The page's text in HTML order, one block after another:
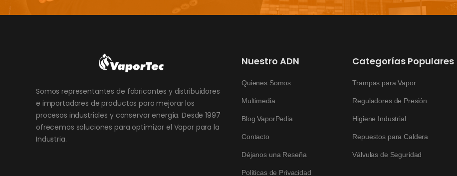
Somos representantes de fabricantes y distribuidores
e importadores de productos para mejorar los
procesos industriales y conservar energía. Desde 1997
ofrecemos soluciones para optimizar el Vapor para la
Industria.
Nuestro ADN
Quienes Somos
Multimedia
Blog VaporPedia
Contacto
Déjanos una Reseña
Políticas de Privacidad
Categorías Populares
Trampas para Vapor
Reguladores de Presión
Higiene Industrial
Repuestos para Caldera
Válvulas de Seguridad